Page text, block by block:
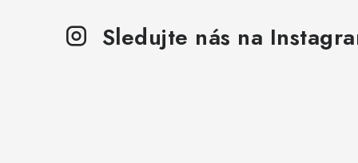
Sledujte nás na